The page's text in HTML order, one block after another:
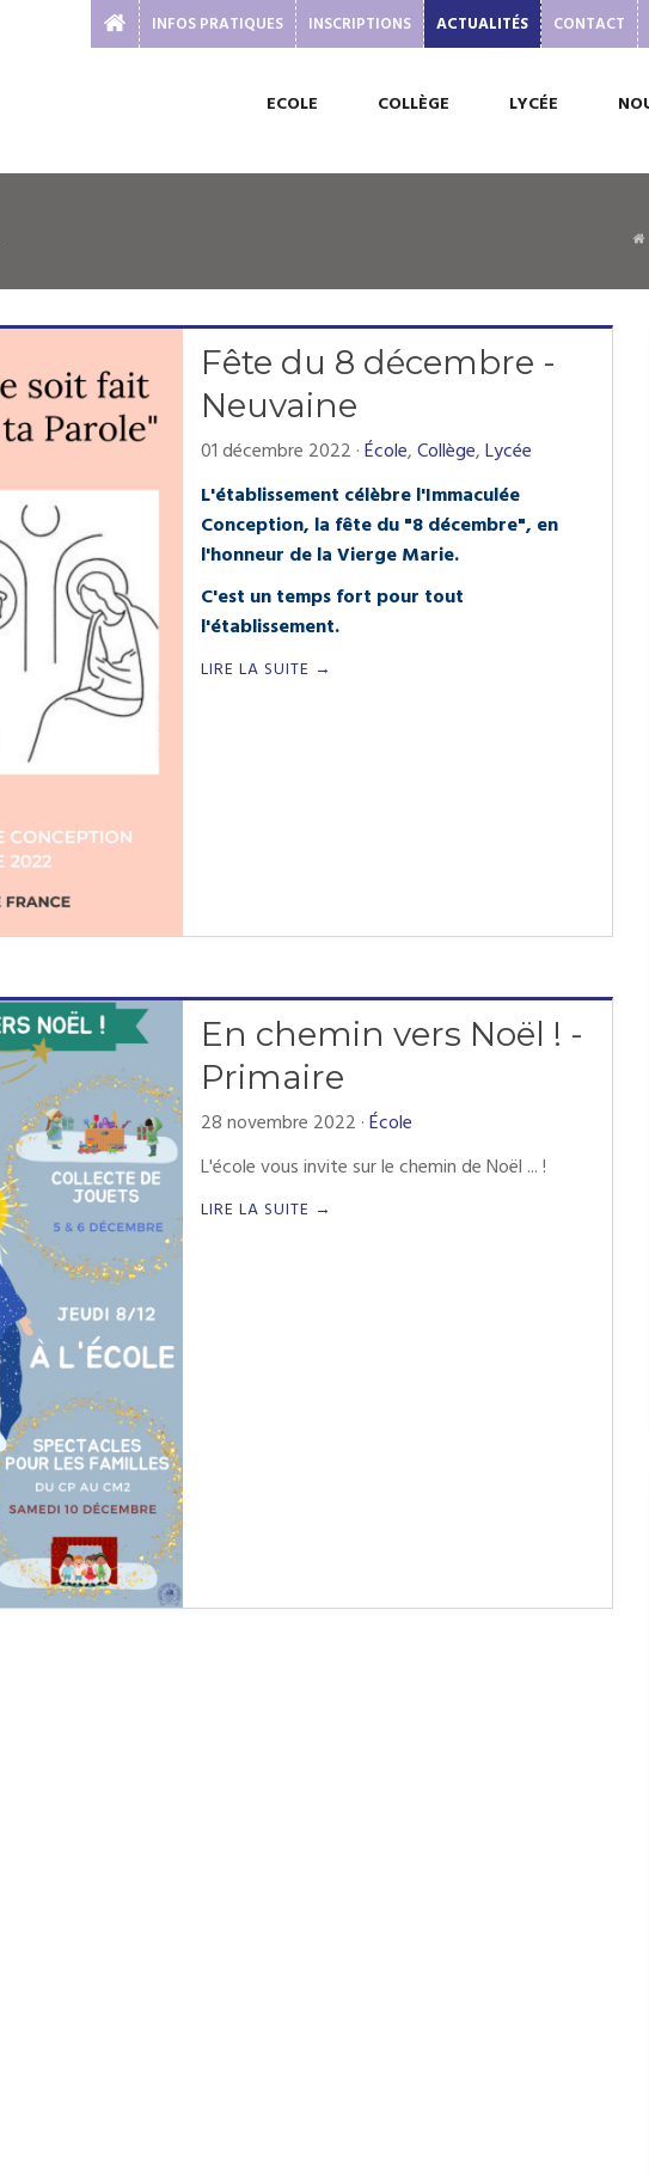
INFOS PRATIQUES INSCRIPTIONS ACTUALITÉS CONTACT
ECOLE COLLÈGE LYCÉE
Fête du 8 décembre -
Neuvaine
01 décembre 2022 · École, Collège, Lycée
L'établissement célèbre l'Immaculée
Conception, la fête du "8 décembre", en
l'honneur de la Vierge Marie.
C'est un temps fort pour tout
l'établissement.
LIRE LA SUITE →
En chemin vers Noël ! -
Primaire
28 novembre 2022 · École
L'école vous invite sur le chemin de Noël ... !
LIRE LA SUITE →